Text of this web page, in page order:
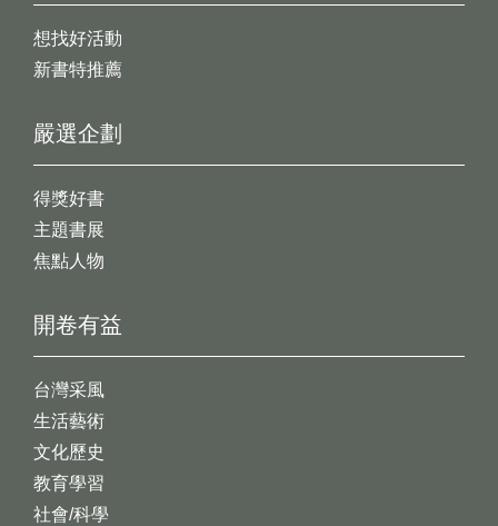
想找好活動
新書特推薦
開卷有益
台灣采風
生活藝術
文化歷史
教育學習
社會/科學
嚴選企劃
得獎好書
主題書展
焦點人物